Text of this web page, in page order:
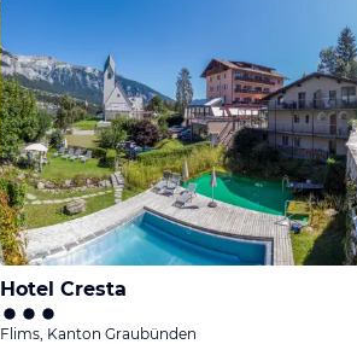
Hotel Cresta
Flims, Kanton Graubünden